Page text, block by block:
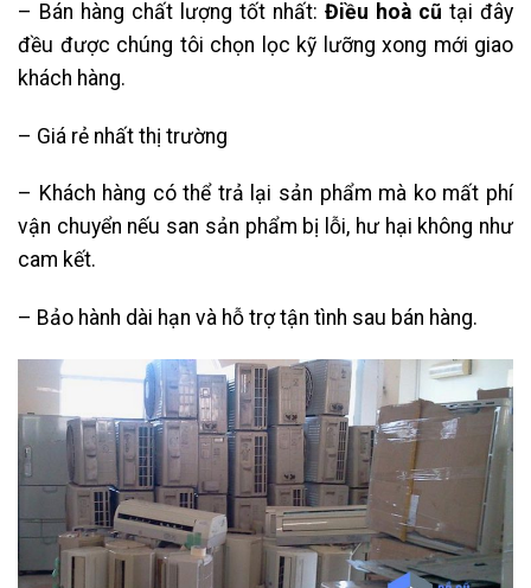
– Bán hàng chất lượng tốt nhất: Điều hoà cũ tại đây
đều được chúng tôi chọn lọc kỹ lưỡng xong mới giao
khách hàng.
– Giá rẻ nhất thị trường
– Khách hàng có thể trả lại sản phẩm mà ko mất phí
vận chuyển nếu san sản phẩm bị lỗi, hư hại không như
cam kết.
– Bảo hành dài hạn và hỗ trợ tận tình sau bán hàng.